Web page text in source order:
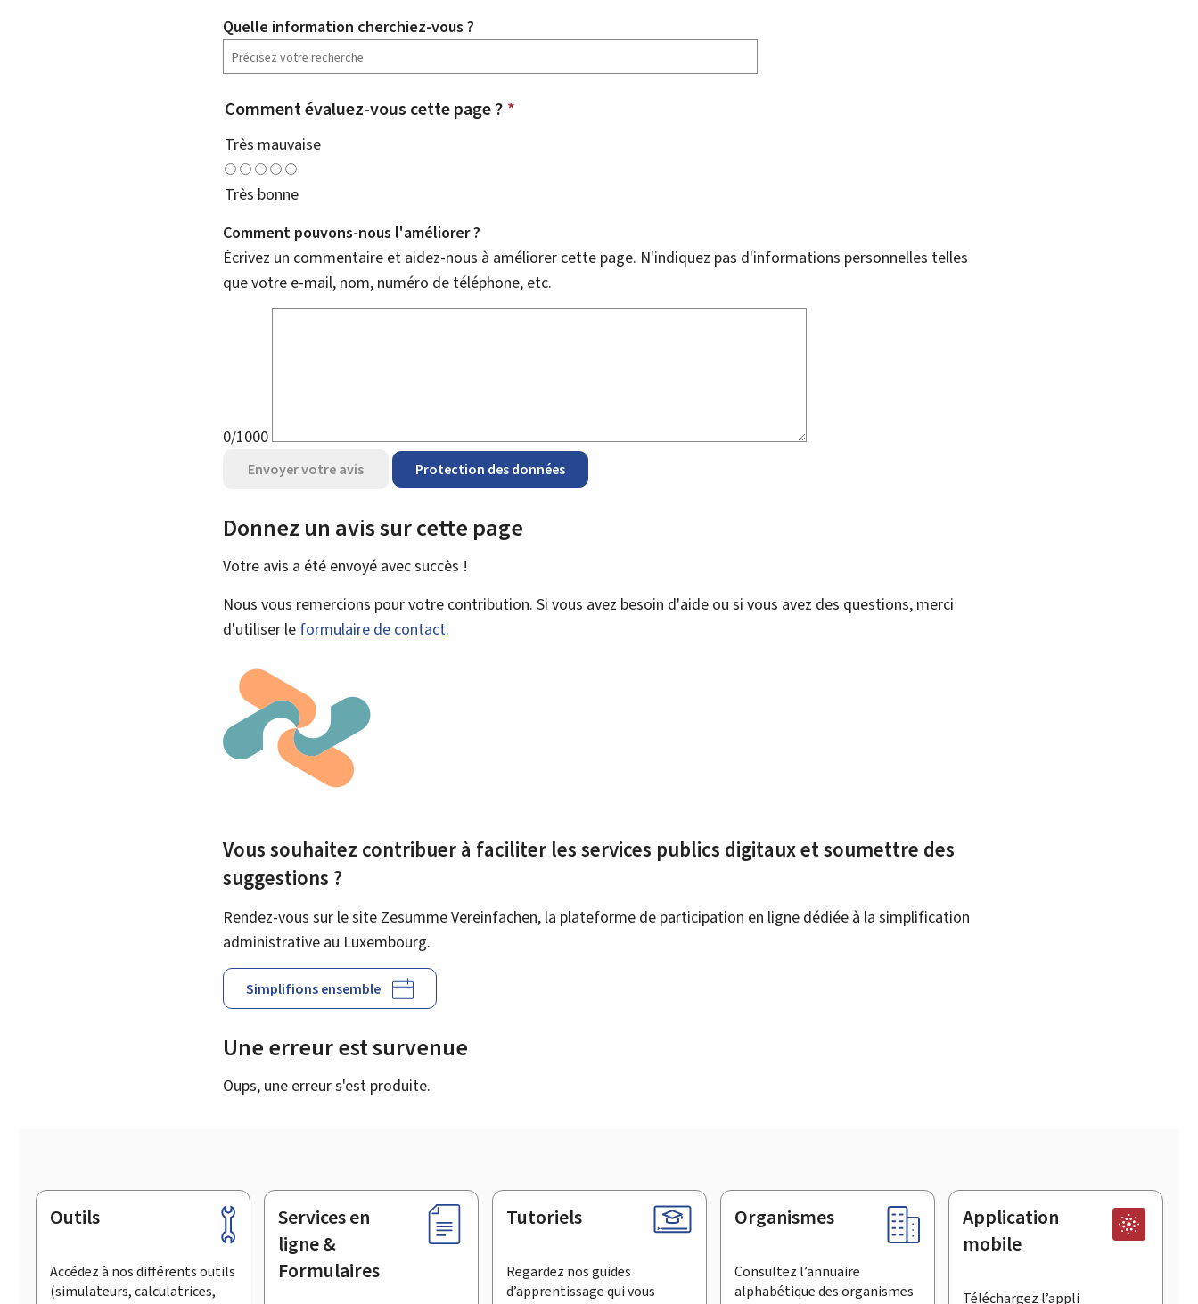
Quelle information cherchiez-vous ?
Comment évaluez-vous cette page ? *
Très mauvaise
Très bonne
Comment pouvons-nous l'améliorer ?
Écrivez un commentaire et aidez-nous à améliorer cette page. N'indiquez pas d'informations personnelles telles
que votre e-mail, nom, numéro de téléphone, etc.
0/1000
Envoyer votre avis Protection des données
Donnez un avis sur cette page
Votre avis a été envoyé avecsuccès !
Nous vous remercions pour votre contribution. Si vous avez besoin d'aide ou si vous avez des questions, merci
d'utiliser le formulaire de contact.
Vous souhaitez contribuer à faciliter les services publics digitaux et soumettre des
suggestions ?
Rendez-vous sur le site Zesumme Vereinfachen, la plateforme de participation en ligne dédiée à la simplification
administrative au Luxembourg.
Simplifions ensemble
Une erreur est survenue
Oups, une erreur s'est produite.
Pied
page
Outils
Accédez à nos différents outils
(simulateurs, calculatrices,
Services en
ligne &
Formulaires
Tutoriels
Regardez nos guides
d’apprentissage qui vous
Organismes
Consultez l’annuaire
alphabétique des organismes
Application
mobile
Téléchargez l’appli